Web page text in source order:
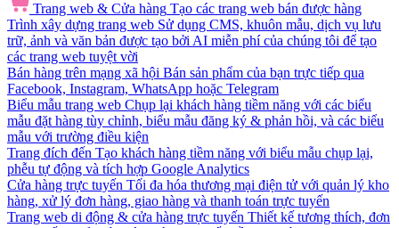
Trang web & Cửa hàng Tạo các trang web bán được hàng
Trình xây dựng trang web Sử dụng CMS, khuôn mẫu, dịch vụ lưu
trữ, ảnh và văn bản được tạo bởi AI miễn phí của chúng tôi để tạo
các trang web tuyệt vời
Bán hàng trên mạng xã hội Bán sản phẩm của bạn trực tiếp qua
Facebook, Instagram, WhatsApp hoặc Telegram
Biểu mẫu trang web Chụp lại khách hàng tiềm năng với các biểu
mẫu đặt hàng tùy chỉnh, biểu mẫu đăng ký & phản hồi, và các biểu
mẫu với trường điều kiện
Trang đích đến Tạo khách hàng tiềm năng với biểu mẫu chụp lại,
phễu tự động và tích hợp Google Analytics
Cửa hàng trực tuyến Tối đa hóa thương mại điện tử với quản lý kho
hàng, xử lý đơn hàng, giao hàng và thanh toán trực tuyến
Trang web di động & cửa hàng trực tuyến Thiết kế tương thích, đơn